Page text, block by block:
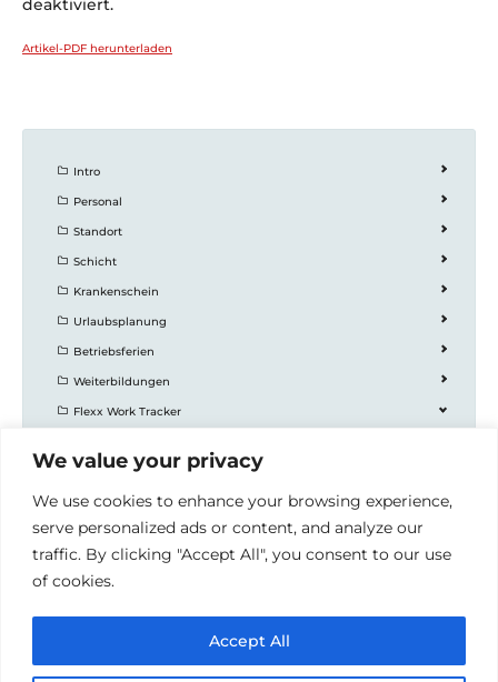
We value your privacy
We use cookies to enhance your browsing experience,
serve personalized ads or content, and analyze our
traffic. By clicking "Accept All", you consent to our use
of cookies.
Accept All
deaktiviert.
Artikel-PDF herunterladen
Intro
Personal
Standort
Schicht
Krankenschein
Urlaubsplanung
Betriebsferien
Weiterbildungen
Flexx Work Tracker
Modul Flexx Work Tracker - Buchung eingeben
Team Auswertung
Stundenzettel
Einstellungen
© 2026 Handbücher der Redoo Networks GmbH•